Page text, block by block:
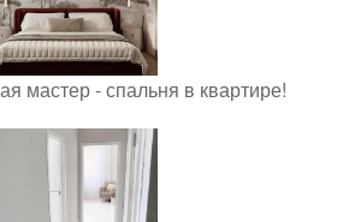
мастер - спальня в квартире!